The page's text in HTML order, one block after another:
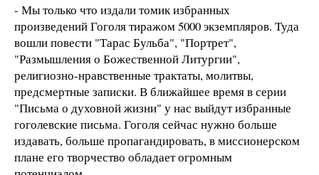
- Мы только что издали томик избранных
произведений Гоголя тиражом 5000 экземпляров. Туда
вошли повести "Тарас Бульба", "Портрет",
"Размышления о Божественной Литургии",
религиозно-нравственные трактаты, молитвы,
предсмертные записки. В ближайшее время в серии
"Письма о духовной жизни" у нас выйдут избранные
гоголевские письма. Гоголя сейчас нужно больше
издавать, больше пропагандировать, в миссионерском
плане его творчество обладает огромным